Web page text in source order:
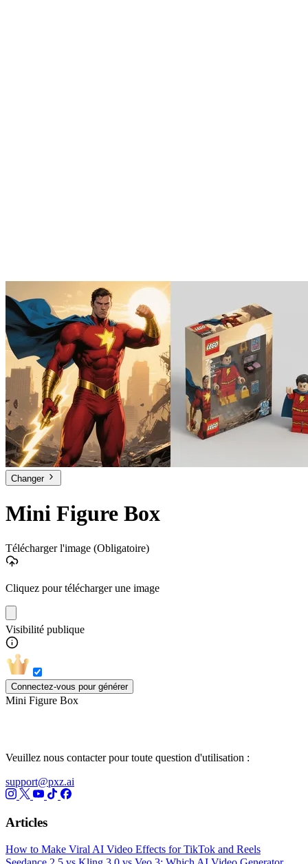
Changer
Mini Figure Box
Télécharger l'image (Obligatoire)
Cliquez pour télécharger une image
Visibilité publique
Connectez-vous pour générer
Mini Figure Box
Veuillez nous contacter pour toute question d'utilisation :
support@pxz.ai
Articles
How to Make Viral AI Video Effects for TikTok and Reels